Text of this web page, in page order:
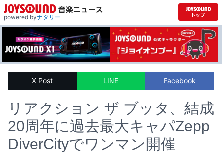
powered byナタリー
X Post LINE Facebook
リアクション ザ ブッタ、結成
20周年に過去最大キャパZepp
DiverCityでワンマン開催